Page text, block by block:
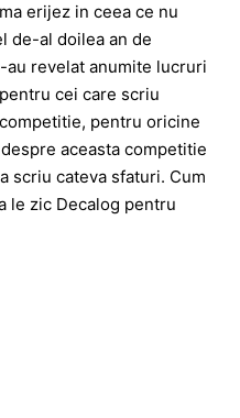
erijez in ceea ce nu
de-al doilea an de
au revelat anumite lucruri
cei care scriu
pentru oricine
aceasta competitie
scriu cateva sfaturi. Cum
le zic Decalog pentru